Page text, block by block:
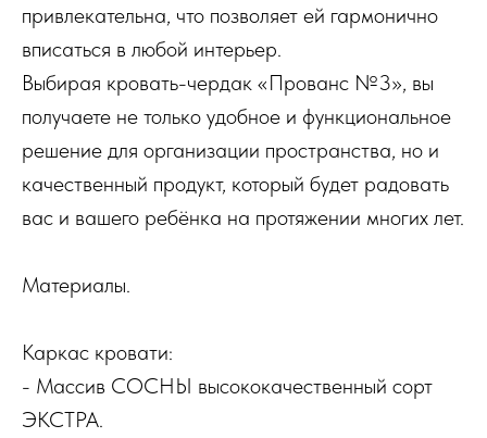
привлекательна, что позволяет ей гармонично
вписаться в любой интерьер.
Выбирая кровать-чердак «Прованс №3», вы
получаете не только удобное и функциональное
решение для организации пространства, но и
качественный продукт, который будет радовать
вас и вашего ребёнка на протяжении многих лет.
Материалы.
Каркас кровати:
- Массив СОСНЫ высококачественный сорт
ЭКСТРА.